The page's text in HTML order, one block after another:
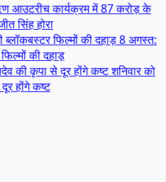
कार्यक्रम में 87 करोड़ के
सिंह होरा
8 अगस्त:
की दहाड़
शनिवार को
होंगे कष्ट